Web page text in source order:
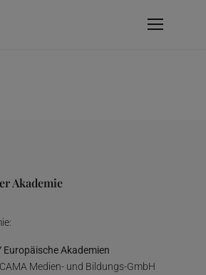
Akademie
Europäische Akademien
Medien- und Bildungs-GmbH